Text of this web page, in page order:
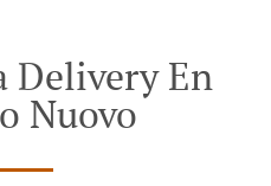
Delivery En
Nuovo